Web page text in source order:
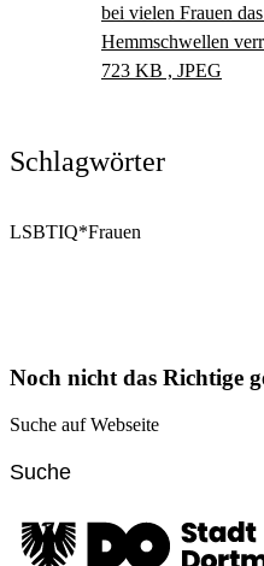
bei vielen Frauen
Hemmschwellen
723 KB , JPEG
Schlagwörter
LSBTIQ*Frauen
Noch nicht das Richtige
Suche auf Webseite